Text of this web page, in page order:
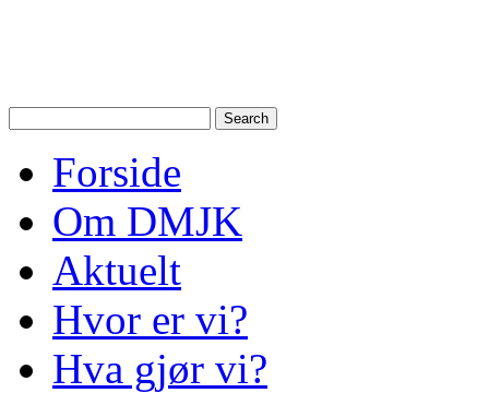
Forside
Om DMJK
Aktuelt
Hvor er vi?
Hva gjør vi?